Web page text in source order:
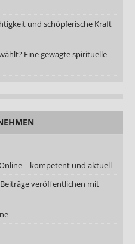
und schöpferische Kraft
Eine gewagte spirituelle
– kompetent und aktuell
veröffentlichen mit